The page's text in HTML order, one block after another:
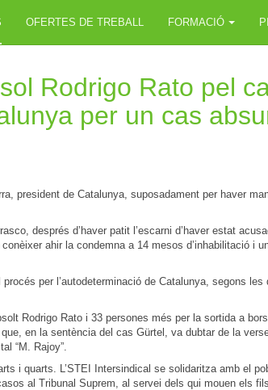
OFERTES DE TREBALL FORMACIÓ
Rodrigo Rato pel
per un cas
president de Catalunya, suposadament per haver
després d’haver patit l’escarni d’haver estat
ahir la condemna a 14 mesos d’inhabilitació i
per l’autodeterminació de Catalunya, segons
Rodrigo Rato i 33 persones més per la sortida a
en la sentència del cas Gürtel, va dubtar de la
“M. Rajoy”.
i quarts. L’STEI Intersindical se solidaritza amb el
al Tribunal Suprem, al servei dels qui mouen els